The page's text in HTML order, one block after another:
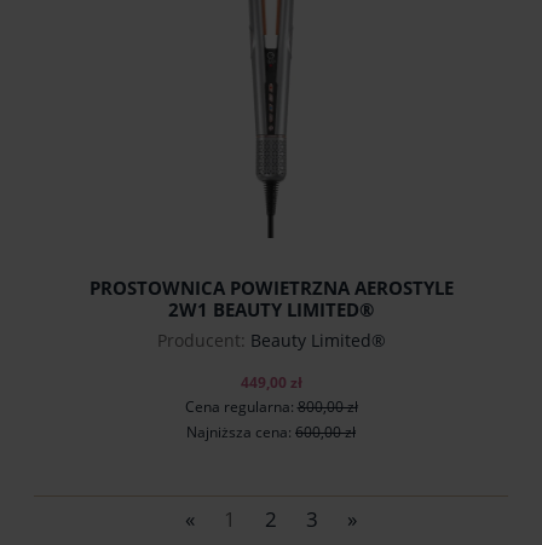
PROSTOWNICA POWIETRZNA AEROSTYLE
2W1 BEAUTY LIMITED®
Producent: Beauty Limited®
449,00 zł
Cena regularna:800,00 zł
Najniższa cena: 600,00 zł
« 1 2 3 »